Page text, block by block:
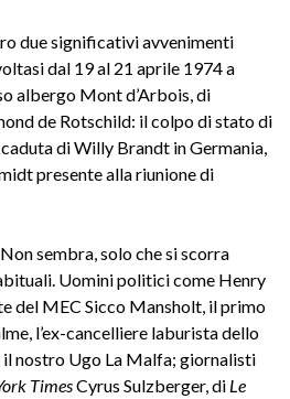
due significativi avvenimenti
dal 19 al 21 aprile 1974 a
albergo Mont d’Arbois, di
de Rotschild: il colpo di stato di
di Willy Brandt in Germania,
presente alla riunione di
sembra, solo che si scorra
Uomini politici come Henry
del MEC Sicco Mansholt, il primo
l’ex-cancelliere laburista dello
il nostro Ugo La Malfa; giornalisti
TimesCyrus Sulzberger, di Le